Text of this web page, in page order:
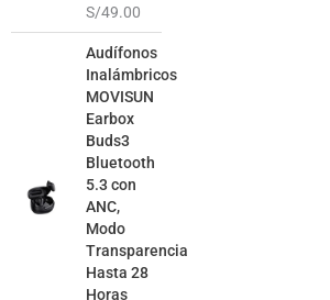
S/49.00
Audífonos
Inalámbricos
MOVISUN
Earbox
Buds3
Bluetooth
5.3 con
ANC,
Modo
Transparencia
Hasta 28
Horas
precio
era:
S/129.00.
precio